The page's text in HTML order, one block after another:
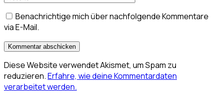
Benachrichtige mich über nachfolgende Kommentare
via E-Mail.
Diese Website verwendet Akismet, um Spam zu
reduzieren.Erfahre, wie deine Kommentardaten
verarbeitet werden.